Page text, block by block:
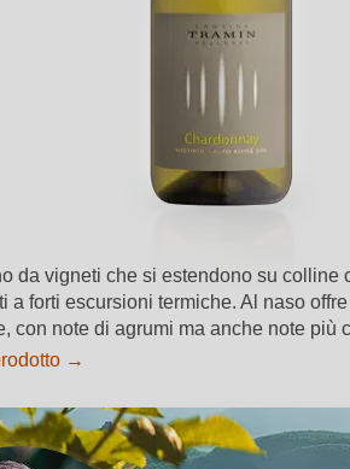
da vigneti che si estendono su
a forti escursioni termiche. Al naso
con note di agrumi ma anche note
→